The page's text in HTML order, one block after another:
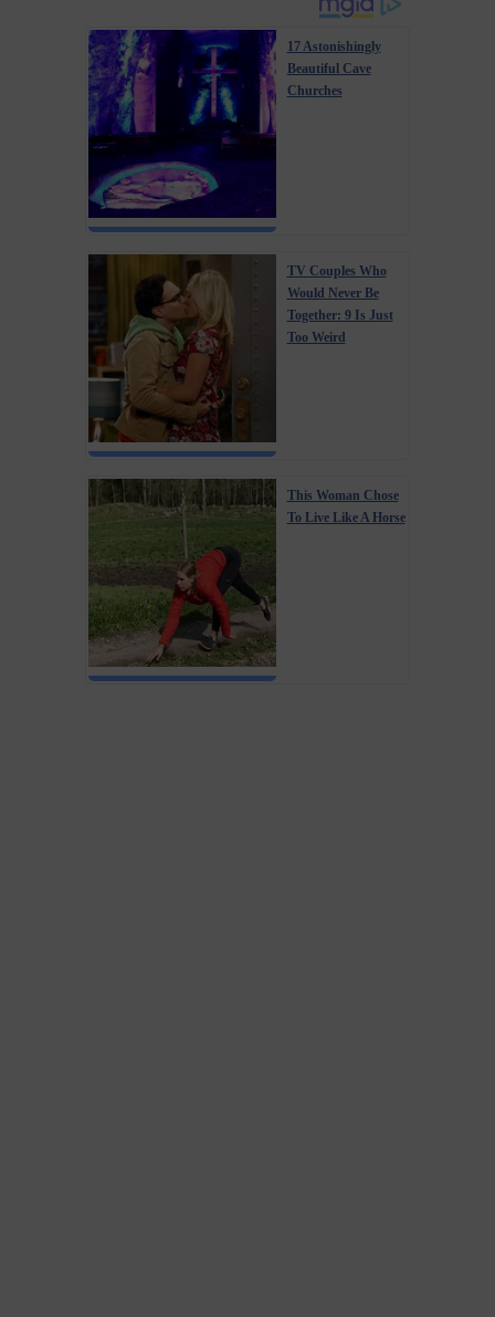
17 Astonishingly
Beautiful Cave
Churches
TV Couples Who
Would Never Be
Together: 9 Is Just
Too Weird
This Woman Chose
To Live Like A Horse